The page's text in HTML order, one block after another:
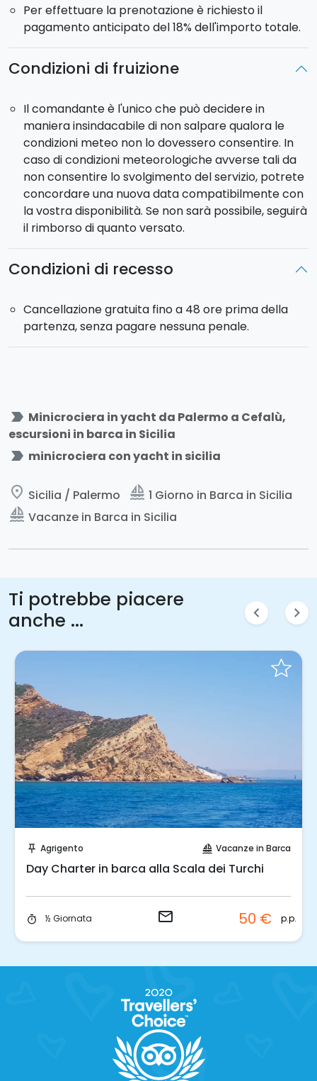
Le barche partono a riempimento: verrà utilizzata
l’imbarcazione con il maggior numero di partecipanti.
È possibile esprimere una preferenza, ma
l’assegnazione finale sarà gestita dal comandante in
Per effettuare la prenotazione è richiesto il
pagamento anticipato del 18% dell'importo totale.
Condizioni di fruizione
Il comandante è l'unico che può decidere in
maniera insindacabile di non salpare qualora le
condizioni meteo non lo dovessero consentire. In
caso di condizioni meteorologiche avverse tali da
non consentire lo svolgimento del servizio, potrete
concordare una nuova data compatibilmente con
la vostra disponibilità. Se non sarà possibile, seguirà
il rimborso di quanto versato.
Condizioni di recesso
Cancellazione gratuita fino a 48 ore prima della
partenza, senza pagare nessuna penale.
label_important Minicrociera in yacht da Palermo a Cefalù,
escursioni in barca in Sicilia
label_important minicrociera con yacht in sicilia
place Sicilia / Palermo sailing 1 Giorno in Barca in Sicilia
sailing Vacanze in Barca in Sicilia
Ti potrebbe piacere
anche ...
chevron_left chevron_right
push_pin Agrigento sailing Vacanze in Barca
Day Charter in barca alla Scala dei Turchi
timer ½ Giornata email 50 € p.p.